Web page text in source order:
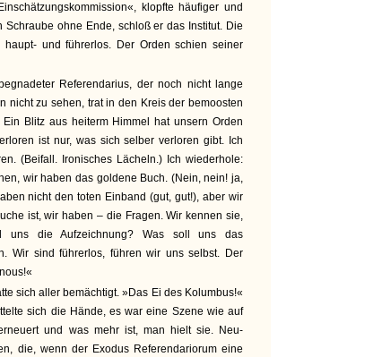
klopfte häufiger und
ohne Ende, schloß er das Institut. Die
und führerlos. Der Orden schien seiner
Referendarius, der noch nicht lange
nicht zu sehen, trat in den Kreis der bemoosten
Blitz aus heiterm Himmel hat unsern Orden
ist nur, was sich selber verloren gibt. Ich
(Beifall. Ironisches Lächeln.) Ich wiederhole:
wir haben das goldene Buch. (Nein, nein! ja,
nicht den toten Einband (gut, gut!), aber wir
ist, wir haben – die Fragen. Wir kennen sie,
uns die Aufzeichnung? Was soll uns das
Wir sind führerlos, führen wir uns selbst. Der
sich aller bemächtigt. »Das Ei des Kolumbus!«
sich die Hände, es war eine Szene wie auf
und was mehr ist, man hielt sie. Neu-
die, wenn der Exodus Referendariorum eine